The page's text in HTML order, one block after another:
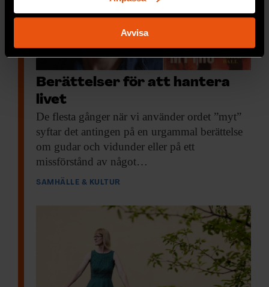
Ta reda på mer om hur dina personliga uppgifter
helst från cookie-förklaringen.
Vi använder enhetsidentifierare för att anpassa innehållet
och annonserna till användarna, tillhandahålla funktioner
för sociala medier och analysera vår trafik. Vi
vidarebefordrar även sådana identifierare och annan
information från din enhet till de sociala medier och
annons- och analysföretag som vi samarbetar med.
Dessa kan i sin tur kombinera informationen med annan
information som du har tillhandahållit eller som de har
Avvisa
Berättelser för att hantera
livet
De flesta gånger när vi använder ordet ”myt”
syftar det antingen på en urgammal berättelse
om gudar och vidunder eller på ett
missförstånd av något…
SAMHÄLLE & KULTUR